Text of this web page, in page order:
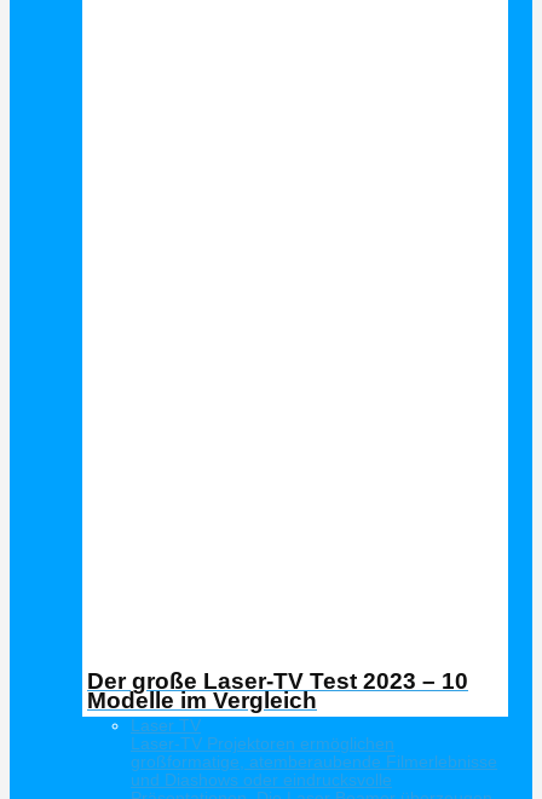
Der große Laser-TV Test 2023 – 10
Modelle im Vergleich
Laser TV
Laser-TV Projektoren ermöglichen
großformatige, atemberaubende Filmerlebnisse
und Diashows oder eindrucksvolle